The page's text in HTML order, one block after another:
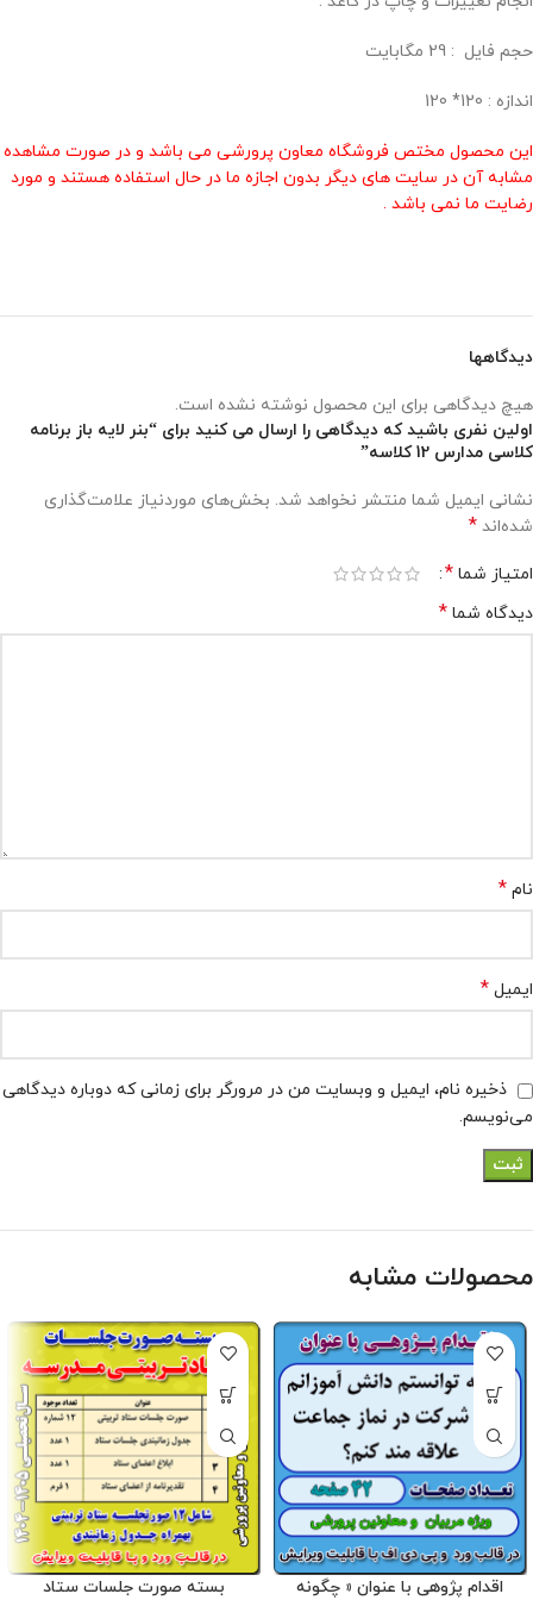
حجم فايل : 29 مگابايت
اندازه : 120* 120
این محصول مختص فروشگاه معاون پرورشی می باشد و در صورت مشاهده
مشابه آن در سایت های دیگر بدون اجازه ما در حال استفاده هستند و مورد
رضایت ما نمی باشد .
دیدگاهها
هیچ دیدگاهی برای این محصول نوشته نشده است.
اولین نفری باشید که دیدگاهی را ارسال می کنید برای “بنر لایه باز برنامه
کلاسی مدارس 12 کلاسه”
نشانی ایمیل شما منتشر نخواهد شد. بخش‌های موردنیاز علامت‌گذاری
شده‌اند *
امتیاز شما *
دیدگاه شما *
نام *
ایمیل *
ذخیره نام، ایمیل و وبسایت من در مرورگر برای زمانی که دوباره دیدگاهی
می‌نویسم.
محصولات مشابه
اقدام پژوهی با عنوان « چگونه
بسته صورت جلسات ستاد